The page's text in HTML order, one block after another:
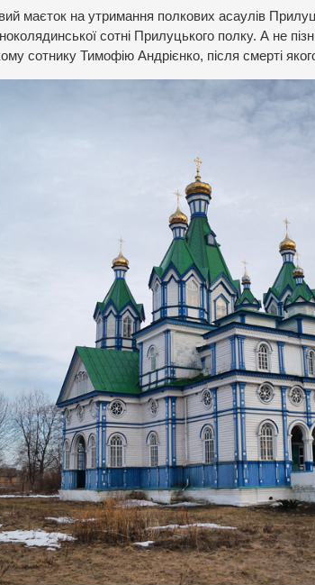
маєток на утримання полкових асаулів
сотні Прилуцького полку. А не
сотнику Тимофію Андрієнко, після смерті